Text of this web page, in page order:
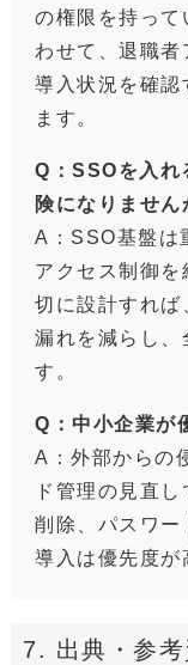
の権限を持って
わせて、退職者
導入状況を確認
ます。
Q：SSOを入れ
険になりません
A：SSO基盤は
アクセス制御を
切に設計すれば
漏れを減らし、
す。
Q：中小企業が
A：外部からの
ド管理の見直
削除、パスワー
導入は優先度が
7. 出典・参